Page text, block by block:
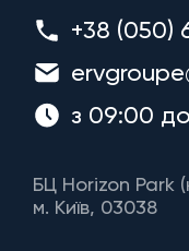
+38 (050)
з 09:00
БЦ Horizon Park
м. Київ, 03038